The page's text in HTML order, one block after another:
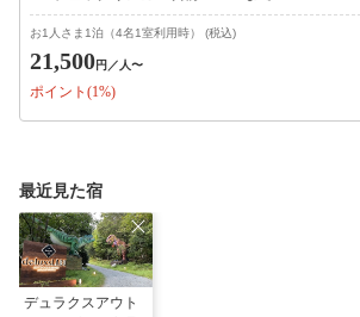
お1人さま1泊（4名1室利用時） (税込)
21,500円 ／人〜
ポイント(1%)
最近見た宿
デュラクスアウト